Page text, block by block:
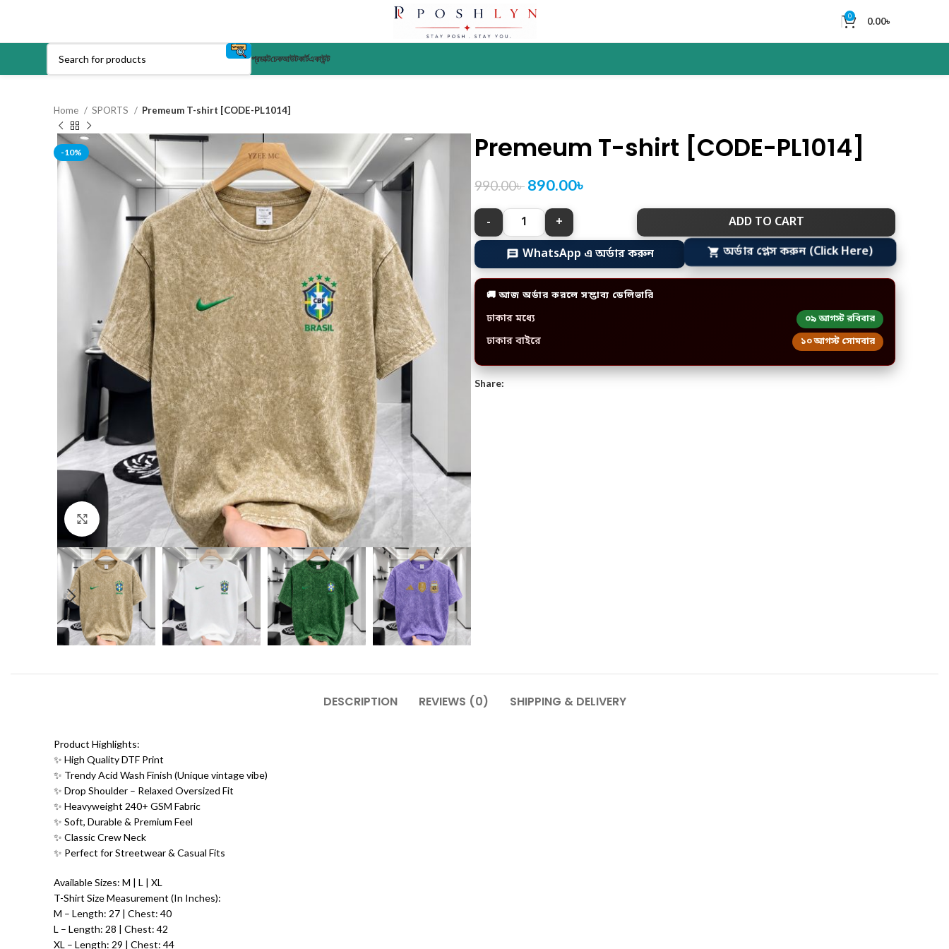
0 0.00৳
প্রডাক্টচেকআউটকার্টএকাউন্ট
Home SPORTS Premeum T-shirt [CODE-PL1014]
-10%
Click to enlarge
Premeum T-shirt [CODE-PL1014]
990.00৳ 890.00৳
ADD TO CART
WhatsApp এ অর্ডার করুন অর্ডার প্লেস করুন (Click Here)
🚚 আজ অর্ডার করলে সম্ভাব্য ডেলিভারি
ঢাকার মধ্যে ০৯ আগস্ট রবিবার
ঢাকার বাইরে ১০ আগস্ট সোমবার
Share:
DESCRIPTION REVIEWS (0) SHIPPING & DELIVERY
Product Highlights:
✨ High Quality DTF Print
✨ Trendy Acid Wash Finish (Unique vintage vibe)
✨ Drop Shoulder – Relaxed Oversized Fit
✨ Heavyweight 240+ GSM Fabric
✨ Soft, Durable & Premium Feel
✨ Classic Crew Neck
✨ Perfect for Streetwear & Casual Fits
Available Sizes: M | L | XL
T-Shirt Size Measurement (In Inches):
M – Length: 27 | Chest: 40
L – Length: 28 | Chest: 42
XL – Length: 29 | Chest: 44